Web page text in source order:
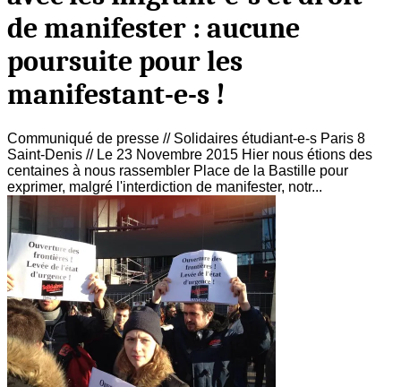
de manifester : aucune
poursuite pour les
manifestant-e-s !
Communiqué de presse // Solidaires étudiant-e-s Paris 8
Saint-Denis // Le 23 Novembre 2015 Hier nous étions des
centaines à nous rassembler Place de la Bastille pour
exprimer, malgré l'interdiction de manifester, notr...